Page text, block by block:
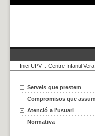
Inici UPV :: Centre Infantil Vera
Serveis que prestem
Compromisos que
Atenció a l'usuari
Normativa